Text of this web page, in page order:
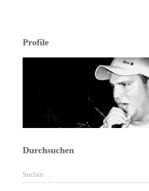
Profile
Durchsuchen
nach:
Suchen …